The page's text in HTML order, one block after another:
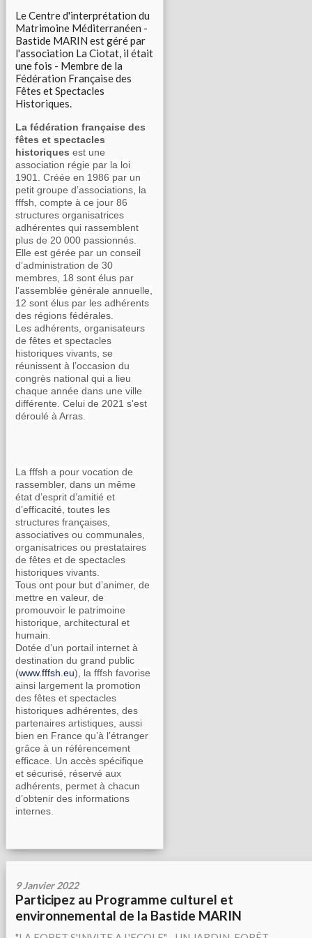
Le Centre d'interprétation du
Matrimoine Méditerranéen -
Bastide MARIN est géré par
l'association La Ciotat, il était
une fois - Membre de la
Fédération Française des
Fêtes et Spectacles
Historiques.
La fédération française des
fêtes et spectacles
historiques est une
association régie par la loi
1901. Créée en 1986 par un
petit groupe d’associations, la
fffsh, compte à ce jour 86
structures organisatrices
adhérentes qui rassemblent
plus de 20 000 passionnés.
Elle est gérée par un conseil
d’administration de 30
membres, 18 sont élus par
l’assemblée générale annuelle,
12 sont élus par les adhérents
des régions fédérales.
Les adhérents, organisateurs
de fêtes et spectacles
historiques vivants, se
réunissent à l’occasion du
congrès national qui a lieu
chaque année dans une ville
différente. Celui de 2021 s'est
déroulé à Arras.
La fffsh a pour vocation de
rassembler, dans un même
état d’esprit d’amitié et
d’efficacité, toutes les
structures françaises,
associatives ou communales,
organisatrices ou prestataires
de fêtes et de spectacles
historiques vivants.
Tous ont pour but d’animer, de
mettre en valeur, de
promouvoir le patrimoine
historique, architectural et
humain.
Dotée d’un portail internet à
destination du grand public
(www.fffsh.eu), la fffsh favorise
ainsi largement la promotion
des fêtes et spectacles
historiques adhérentes, des
partenaires artistiques, aussi
bien en France qu’à l’étranger
grâce à un référencement
efficace. Un accès spécifique
et sécurisé, réservé aux
adhérents, permet à chacun
d’obtenir des informations
internes.
9 Janvier 2022
Participez au Programme culturel et
environnemental de la Bastide MARIN